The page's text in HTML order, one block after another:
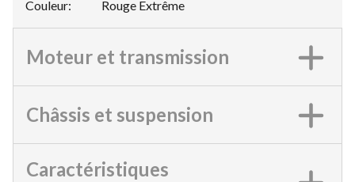
Couleur: Rouge Extrême
Moteur et transmission
Châssis et suspension
Caractéristiques